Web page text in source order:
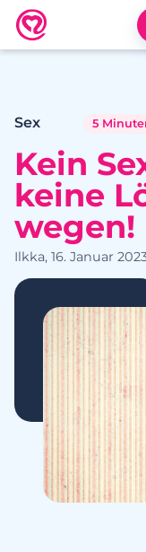
Neu.de
Sex 5
Kein
keine
wegen!
Ilkka, 16. Januar